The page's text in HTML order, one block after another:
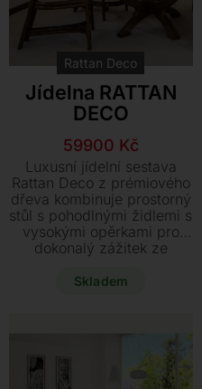
Rattan Deco
Jídelna RATTAN
DECO
Původní
cena
byla:
107450 Kč.
59900 Kč
Aktuální
cena
je:
59900 Kč.
Luxusní jídelní sestava
Rattan Deco z prémiového
dřeva kombinuje prostorný
stůl s pohodlnými židlemi s
vysokými opěrkami pro
dokonalý zážitek ze
jedinečnou šanci a pořiďte
Skladem